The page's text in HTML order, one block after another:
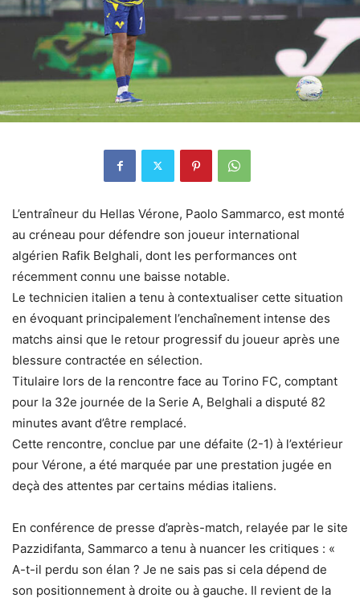
L’entraîneur du Hellas Vérone, Paolo Sammarco, est monté
au créneau pour défendre son joueur international
algérien Rafik Belghali, dont les performances ont
récemment connu une baisse notable.
Le technicien italien a tenu à contextualiser cette situation
en évoquant principalement l’enchaînement intense des
matchs ainsi que le retour progressif du joueur après une
blessure contractée en sélection.
Titulaire lors de la rencontre face au Torino FC, comptant
pour la 32e journée de la Serie A, Belghali a disputé 82
minutes avant d’être remplacé.
Cette rencontre, conclue par une défaite (2-1) à l’extérieur
pour Vérone, a été marquée par une prestation jugée en
deçà des attentes par certains médias italiens.
En conférence de presse d’après-match, relayée par le site
Pazzidifanta, Sammarco a tenu à nuancer les critiques : «
A-t-il perdu son élan ? Je ne sais pas si cela dépend de
son positionnement à droite ou à gauche. Il revient de la